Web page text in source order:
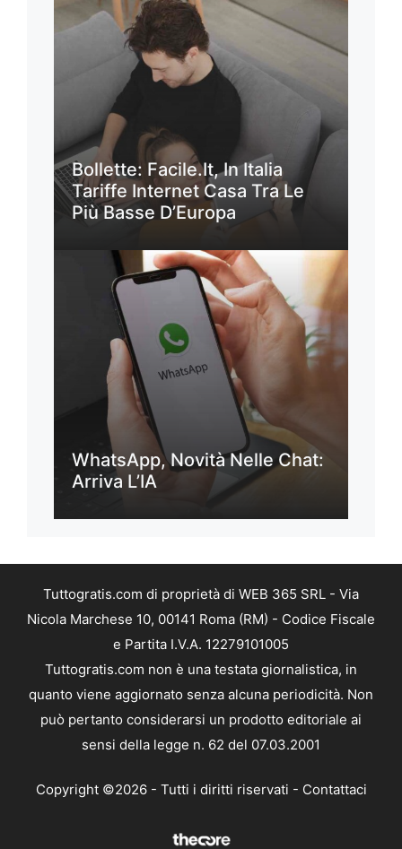
Bollette: Facile.it, In Italia
Tariffe Internet Casa Tra Le
Più Basse D’Europa
WhatsApp, Novità Nelle Chat:
Arriva L’IA
Tuttogratis.com di proprietà di WEB 365 SRL - Via
Nicola Marchese 10, 00141 Roma (RM) - Codice Fiscale
e Partita I.V.A. 12279101005
Tuttogratis.com non è una testata giornalistica, in
quanto viene aggiornato senza alcuna periodicità. Non
può pertanto considerarsi un prodotto editoriale ai
sensi della legge n. 62 del 07.03.2001
Copyright ©2026 - Tutti i diritti riservati - Contattaci